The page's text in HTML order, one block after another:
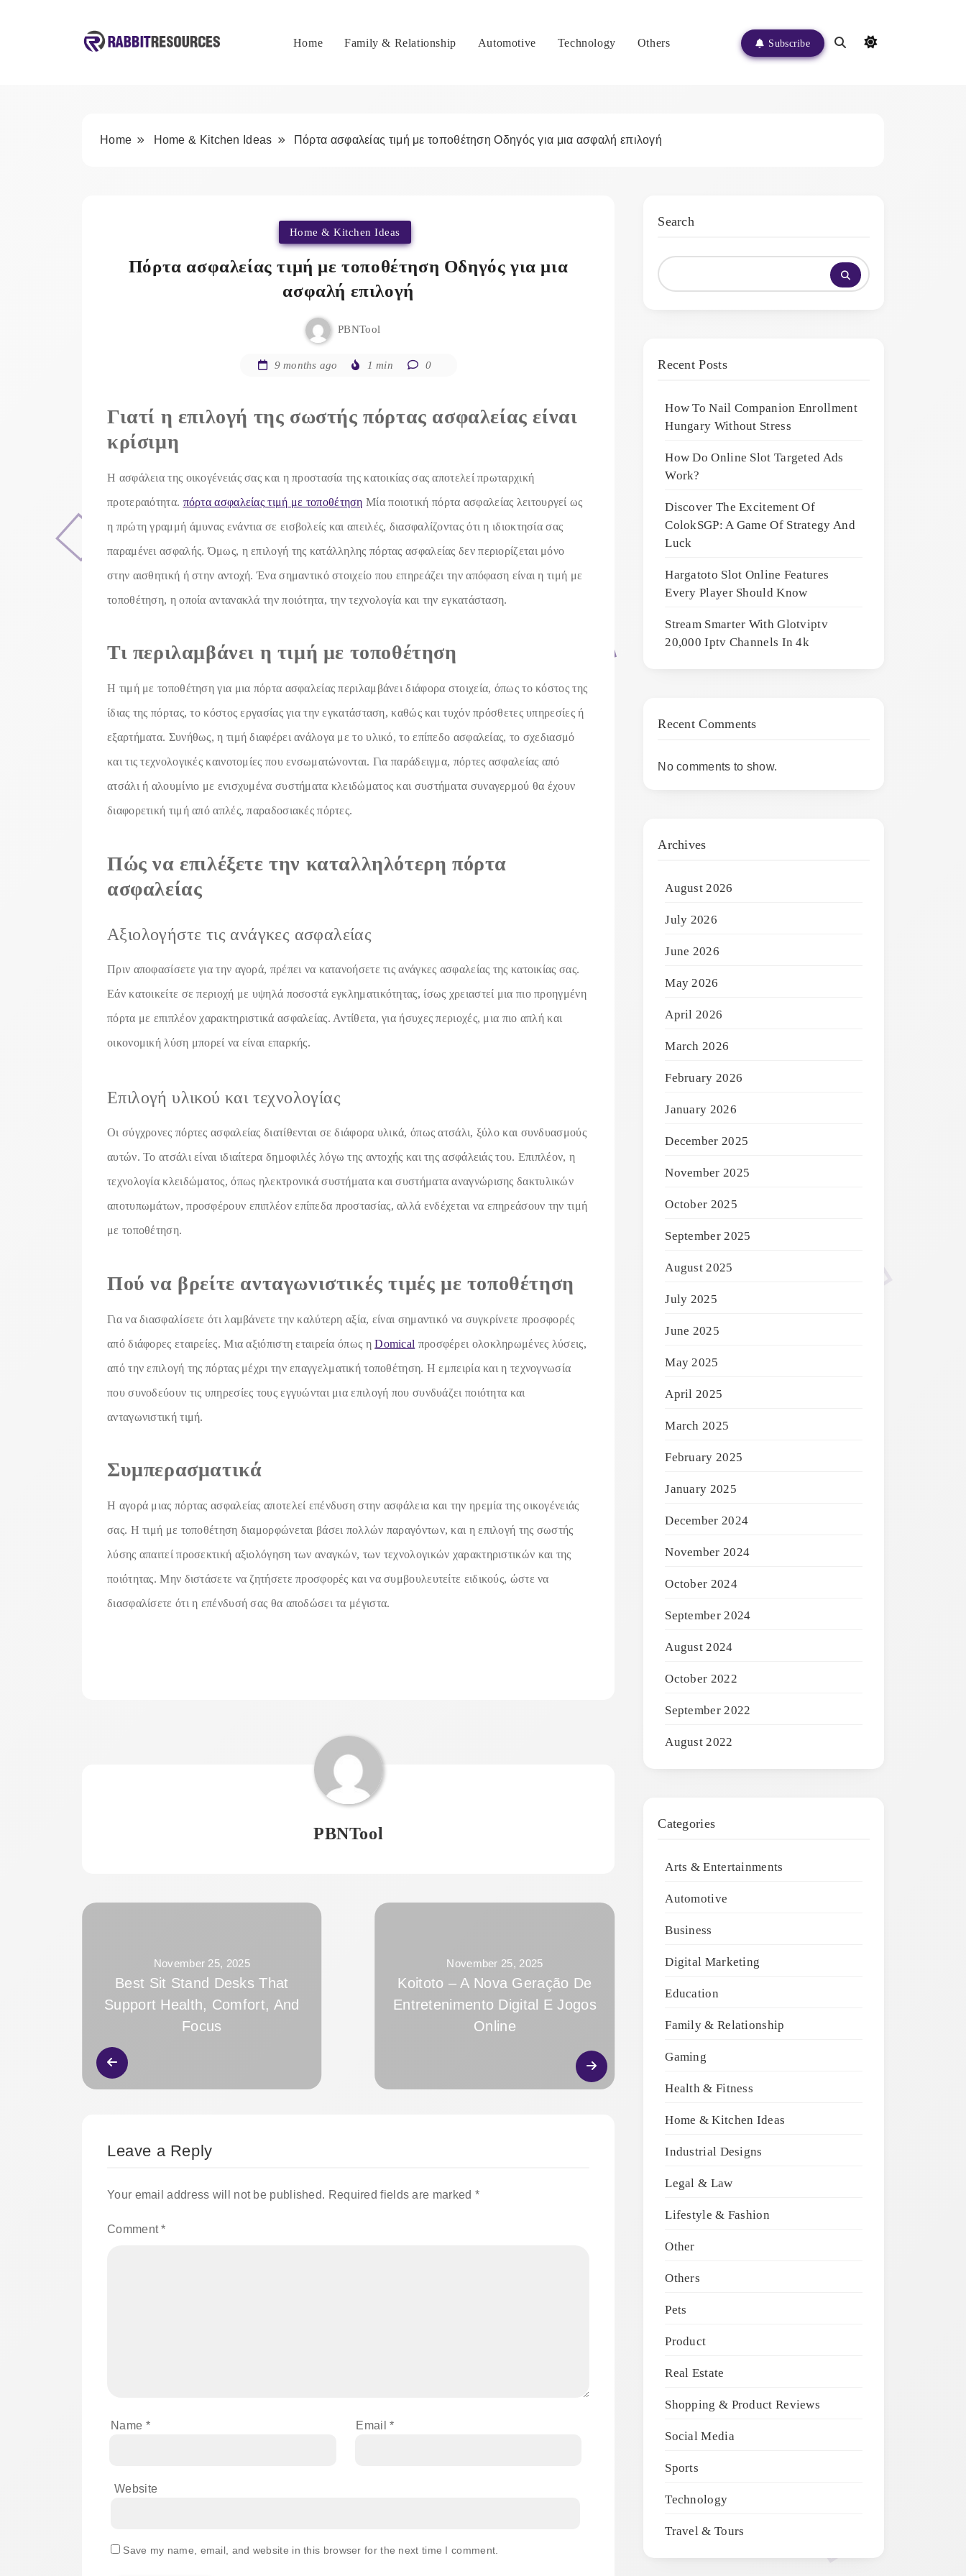
Home Family & Relationship Automotive Technology Others Subscribe
Home Home & Kitchen Ideas Πόρτα ασφαλείας τιμή με τοποθέτηση Οδηγός για μια ασφαλή επιλογή
Home & Kitchen Ideas
Πόρτα ασφαλείας τιμή με τοποθέτηση Οδηγός για μια
ασφαλή επιλογή
PBNTool
9 months ago 1 min 0
Γιατί η επιλογή της σωστής πόρτας ασφαλείας είναι
κρίσιμη
Η ασφάλεια της οικογένειάς σας και η προστασία της κατοικίας σας αποτελεί πρωταρχική
προτεραιότητα. πόρτα ασφαλείας τιμή με τοποθέτηση Μία ποιοτική πόρτα ασφαλείας λειτουργεί ως
η πρώτη γραμμή άμυνας ενάντια σε εισβολείς και απειλές, διασφαλίζοντας ότι η ιδιοκτησία σας
παραμένει ασφαλής. Όμως, η επιλογή της κατάλληλης πόρτας ασφαλείας δεν περιορίζεται μόνο
στην αισθητική ή στην αντοχή. Ένα σημαντικό στοιχείο που επηρεάζει την απόφαση είναι η τιμή με
τοποθέτηση, η οποία αντανακλά την ποιότητα, την τεχνολογία και την εγκατάσταση.
Τι περιλαμβάνει η τιμή με τοποθέτηση
Η τιμή με τοποθέτηση για μια πόρτα ασφαλείας περιλαμβάνει διάφορα στοιχεία, όπως το κόστος της
ίδιας της πόρτας, το κόστος εργασίας για την εγκατάσταση, καθώς και τυχόν πρόσθετες υπηρεσίες ή
εξαρτήματα. Συνήθως, η τιμή διαφέρει ανάλογα με το υλικό, το επίπεδο ασφαλείας, το σχεδιασμό
και τις τεχνολογικές καινοτομίες που ενσωματώνονται. Για παράδειγμα, πόρτες ασφαλείας από
ατσάλι ή αλουμίνιο με ενισχυμένα συστήματα κλειδώματος και συστήματα συναγερμού θα έχουν
διαφορετική τιμή από απλές, παραδοσιακές πόρτες.
Πώς να επιλέξετε την καταλληλότερη πόρτα
ασφαλείας
Αξιολογήστε τις ανάγκες ασφαλείας
Πριν αποφασίσετε για την αγορά, πρέπει να κατανοήσετε τις ανάγκες ασφαλείας της κατοικίας σας.
Εάν κατοικείτε σε περιοχή με υψηλά ποσοστά εγκληματικότητας, ίσως χρειαστεί μια πιο προηγμένη
πόρτα με επιπλέον χαρακτηριστικά ασφαλείας. Αντίθετα, για ήσυχες περιοχές, μια πιο απλή και
οικονομική λύση μπορεί να είναι επαρκής.
Επιλογή υλικού και τεχνολογίας
Οι σύγχρονες πόρτες ασφαλείας διατίθενται σε διάφορα υλικά, όπως ατσάλι, ξύλο και συνδυασμούς
αυτών. Το ατσάλι είναι ιδιαίτερα δημοφιλές λόγω της αντοχής και της ασφάλειάς του. Επιπλέον, η
τεχνολογία κλειδώματος, όπως ηλεκτρονικά συστήματα και συστήματα αναγνώρισης δακτυλικών
αποτυπωμάτων, προσφέρουν επιπλέον επίπεδα προστασίας, αλλά ενδέχεται να επηρεάσουν την τιμή
με τοποθέτηση.
Πού να βρείτε ανταγωνιστικές τιμές με τοποθέτηση
Για να διασφαλίσετε ότι λαμβάνετε την καλύτερη αξία, είναι σημαντικό να συγκρίνετε προσφορές
από διάφορες εταιρείες. Μια αξιόπιστη εταιρεία όπως ηDomical προσφέρει ολοκληρωμένες λύσεις,
από την επιλογή της πόρτας μέχρι την επαγγελματική τοποθέτηση. Η εμπειρία και η τεχνογνωσία
που συνοδεύουν τις υπηρεσίες τους εγγυώνται μια επιλογή που συνδυάζει ποιότητα και
ανταγωνιστική τιμή.
Συμπερασματικά
Η αγορά μιας πόρτας ασφαλείας αποτελεί επένδυση στην ασφάλεια και την ηρεμία της οικογένειάς
σας. Η τιμή με τοποθέτηση διαμορφώνεται βάσει πολλών παραγόντων, και η επιλογή της σωστής
λύσης απαιτεί προσεκτική αξιολόγηση των αναγκών, των τεχνολογικών χαρακτηριστικών και της
ποιότητας. Μην διστάσετε να ζητήσετε προσφορές και να συμβουλευτείτε ειδικούς, ώστε να
διασφαλίσετε ότι η επένδυσή σας θα αποδώσει τα μέγιστα.
PBNTool
November 25, 2025
Best Sit Stand Desks That
Support Health, Comfort, And
Focus
November 25, 2025
Koitoto – A Nova Geração De
Entretenimento Digital E Jogos
Online
Leave a Reply
Your email address will not be published. Required fields are marked *
Comment*
Name * Email*
Website
Save my name, email, and website in this browser for the next time I comment.
Search
Recent Posts
How To Nail Companion Enrollment
Hungary Without Stress
How Do Online Slot Targeted Ads
Work?
Discover The Excitement Of
ColokSGP: A Game Of Strategy And
Luck
Hargatoto Slot Online Features
Every Player Should Know
Stream Smarter With Glotviptv
20,000 Iptv Channels In 4k
Recent Comments
No comments to show.
Archives
August 2026
July 2026
June 2026
May 2026
April 2026
March 2026
February 2026
January 2026
December 2025
November 2025
October 2025
September 2025
August 2025
July 2025
June 2025
May 2025
April 2025
March 2025
February 2025
January 2025
December 2024
November 2024
October 2024
September 2024
August 2024
October 2022
September 2022
August 2022
Categories
Arts & Entertainments
Automotive
Business
Digital Marketing
Education
Family & Relationship
Gaming
Health & Fitness
Home & Kitchen Ideas
Industrial Designs
Legal & Law
Lifestyle & Fashion
Other
Others
Pets
Product
Real Estate
Shopping & Product Reviews
Social Media
Sports
Technology
Travel & Tours